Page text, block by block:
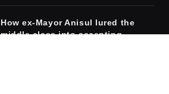
How ex-Mayor Anisul lured the
middle class into accepting